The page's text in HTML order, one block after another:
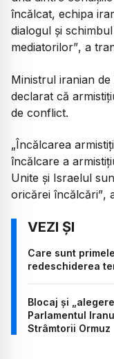
încălcat, echipa
dialogul și
mediatorilor”, a
Ministrul iranian
declarat că
de conflict.
„Încălcarea
încălcare a
Unite și Israelul
oricărei încălcări”,
Care sunt
redeschiderea
Blocaj și
Parlamentul
Strâmtorii Ormuz